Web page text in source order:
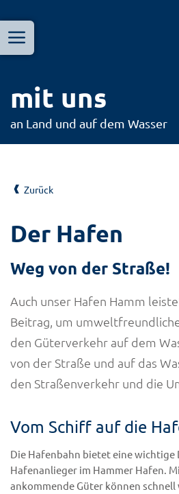
mit uns
an Land und auf dem Wasser
Zurück
Der Hafen
Weg von der Straße!
Auch unser Hafen Hamm
Beitrag, um
den Güterverkehr auf dem
von der Straße und auf das
den Straßenverkehr und die
Vom Schiff auf die
Die Hafenbahn bietet eine
Hafenanlieger im Hammer Hafen.
ankommende Güter können